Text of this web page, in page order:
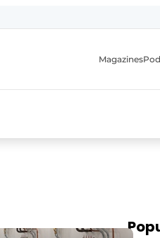
Magazines